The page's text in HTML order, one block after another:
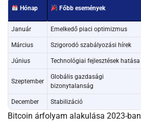
Hónap Főbb események
Január Emelkedő piaci optimizmus
Március Szigorodó szabályozási hírek
Június Technológiai fejlesztések hatása
Szeptember
Globális gazdasági
bizonytalanság
December Stabilizáció
Bitcoin árfolyam alakulása 2023-ban